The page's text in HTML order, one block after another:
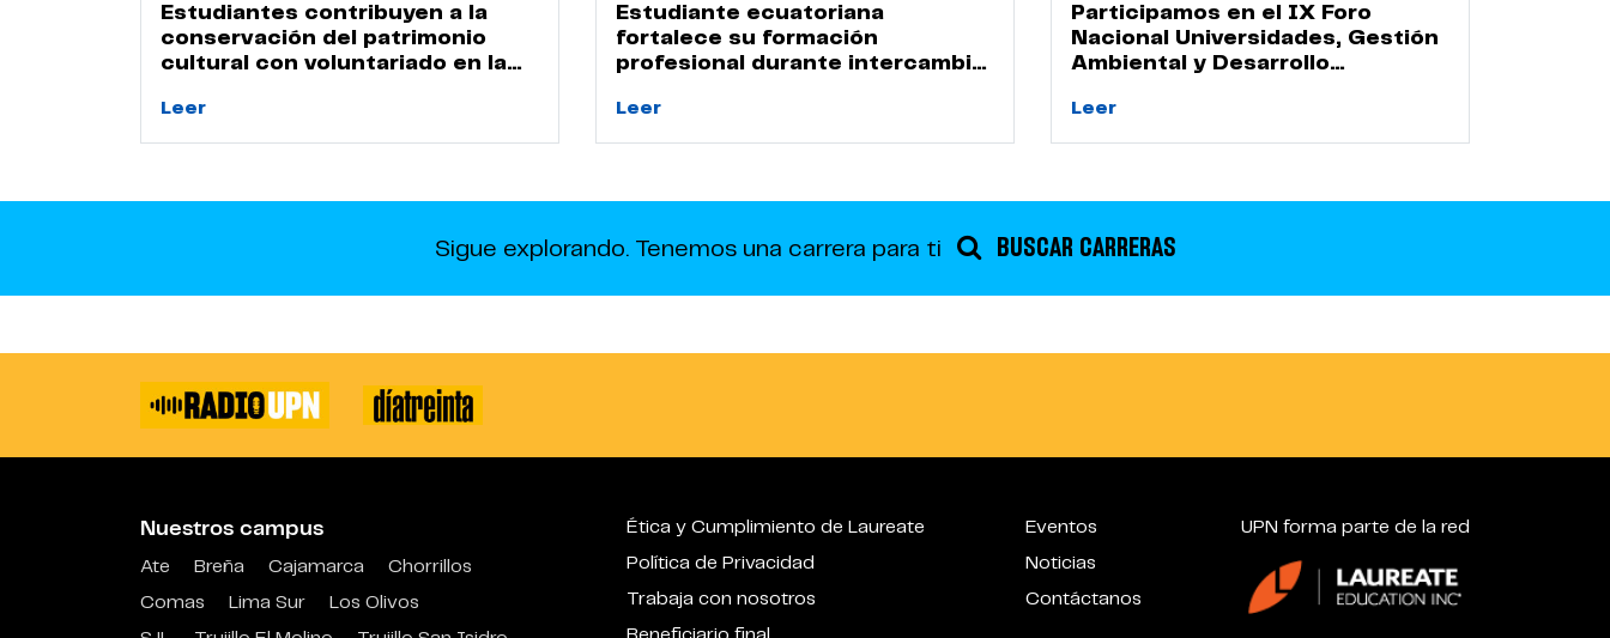
Estudiantes contribuyen a la
conservación del patrimonio
cultural con voluntariado en la
Leer
Estudiante ecuatoriana
fortalece su formación
profesional durante intercambio
Leer
Participamos en el IX Foro
Nacional Universidades, Gestión
Ambiental y Desarrollo
Leer
Sigue explorando. Tenemos una carrera para ti BUSCAR CARRERAS
Nuestros campus
Ate Breña Cajamarca
Chorrillos
Comas
Lima Sur
Los Olivos
Ética y Cumplimiento de Laureate
Política de Privacidad
Trabaja con nosotros
Eventos
Noticias
Contáctanos
UPN forma parte de la red